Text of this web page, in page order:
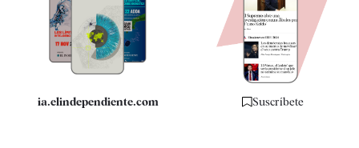
Quiénes somos
Especificaciones
ia.elindependiente.com Suscríbete